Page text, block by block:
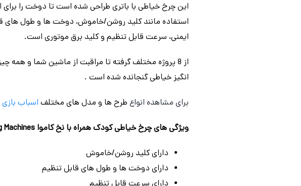
این چرخ خیاطی با باتری طراحی شده است تا دوخت را برای
استفاده مانند کلید روشن/خاموش، دوخت ها و طول
ایمنی، سرعت قابل تنظیم و کلید برق موتوری است.
از 8 پروژه مختلف گرفته تا مراقبت از ماشین شما و
انگیز خیاطی گنجانده شده است .
برای مشاهده انواع طرح ها و مدل های مختلف اسباب بازی
ویژگی های چرخ خیاطی کودک همراه با نخ کاموا Kids Sewing Machines :
دارای کلید روشن/خاموش
دارای دوخت ها و طول های قابل تنظیم